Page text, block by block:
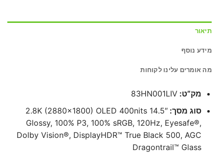
תיאור
מידע נוסף
מה אומרים עלינו לקוחות
מק”ט: 83HN001LIV
סוג מסך:
14.5″ 2.8K (2880×1800) OLED 400nits
Glossy, 100% P3, 100% sRGB, 120Hz, Eyesafe®,
Dolby Vision®, DisplayHDR™ True Black 500, AGC
Dragontrail™ Glass